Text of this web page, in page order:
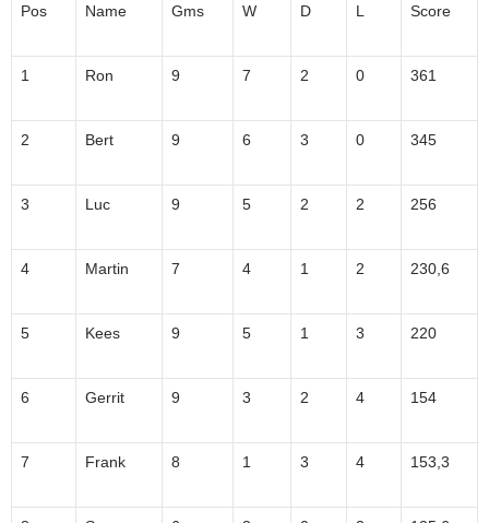
Pos Name Gms W D L Score
1 Ron 9 7 2 0 361
2 Bert 9 6 3 0 345
3 Luc 9 5 2 2 256
4 Martin 7 4 1 2 230,6
5 Kees 9 5 1 3 220
6 Gerrit 9 3 2 4 154
7 Frank 8 1 3 4 153,3